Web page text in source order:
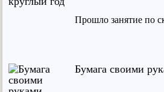
Прошло занятие по
Бумага своими